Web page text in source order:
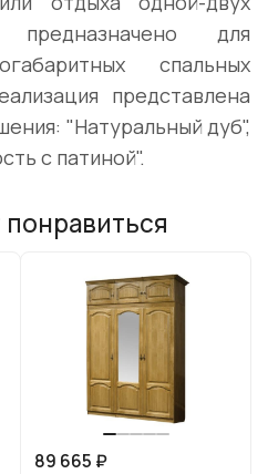
для
спальных
представлена
"Натуральный дуб",
с патиной".
89 665 ₽